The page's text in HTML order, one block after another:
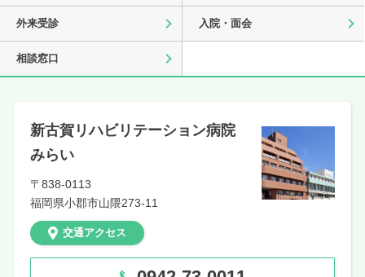
外来受診 入院・面会
相談窓口
新古賀リハビリテーション病院
みらい
〒838-0113
福岡県小郡市山隈273-11
交通アクセス